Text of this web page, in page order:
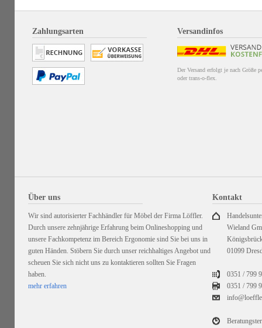
Zahlungsarten Versandinfos
Der Versand erfolgt je nach Größe
oder trans-o-flex.
Über uns
Wir sind autorisierter Fachhändler für Möbel der Firma Löffler.
Durch unsere zehnjährige Erfahrung beim Onlineshopping und
unsere Fachkompetenz im Bereich Ergonomie sind Sie bei uns in
guten Händen. Stöbern Sie durch unser reichhaltiges Angebot und
scheuen Sie sich nicht uns zu kontaktieren sollten Sie Fragen
haben.
mehr erfahren
Kontakt
Wieland
01099
0351 / 799
0351 /799